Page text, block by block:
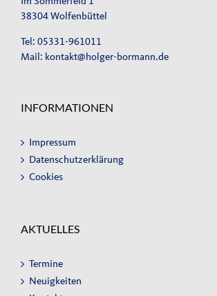
38304 Wolfenbüttel
Tel: 05331-961011
Mail: kontakt@holger-bormann.de
INFORMATIONEN
Impressum
Datenschutzerklärung
Cookies
AKTUELLES
Termine
Neuigkeiten